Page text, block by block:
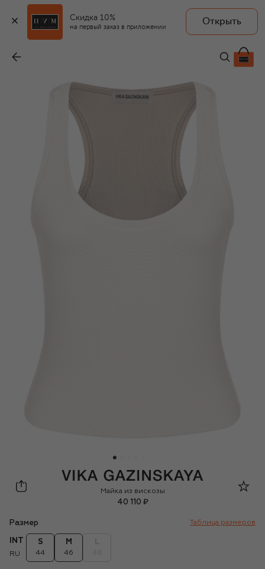
Скидка 10%
на первый заказ в приложении
Открыть
40 110 ₽
Vika Gazinskaya
Майка из вискозы
40 110 ₽
Размер Таблица размеров
INT
RU
S
44
M
46